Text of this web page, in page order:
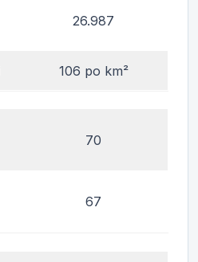
26.987
106 po km²
70
67